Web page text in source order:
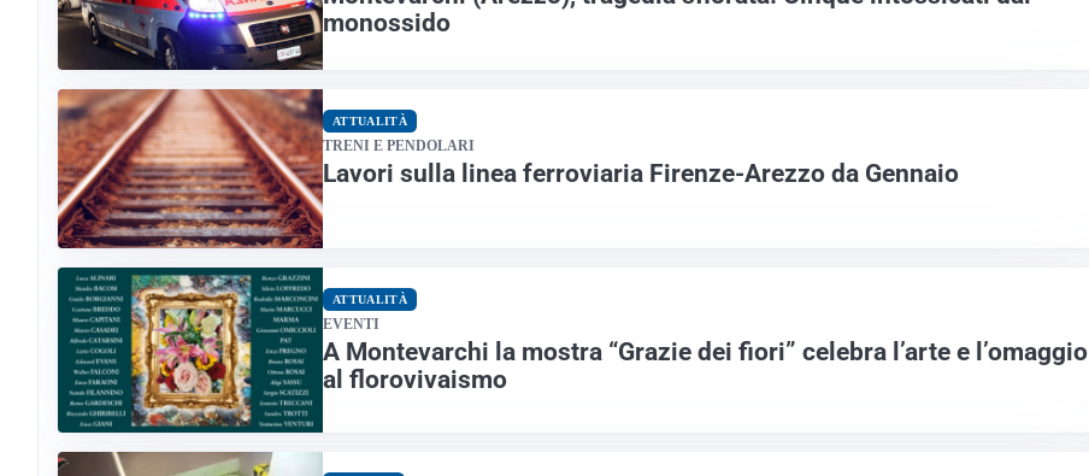
monossido
ATTUALITÀ
TRENI E PENDOLARI
Lavori sulla linea ferroviaria Firenze-Arezzo da Gennaio
ATTUALITÀ
EVENTI
A Montevarchi la mostra “Grazie dei fiori” celebra l’arte e l’omaggio
al florovivaismo